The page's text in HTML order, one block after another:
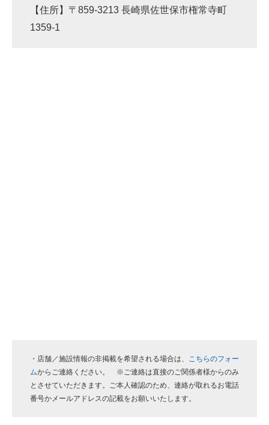
【住所】〒859-3213 長崎県佐世保市権常寺町
1359-1
・店舗／施設情報の非掲載を希望される場合は、 こちらのフォー
ムからご連絡ください。 ※ご連絡は直接のご関係者様からのみ
とさせていただきます。ご本人確認のため、連絡が取れるお電話
番号かメールアドレスの記載をお願いいたします。